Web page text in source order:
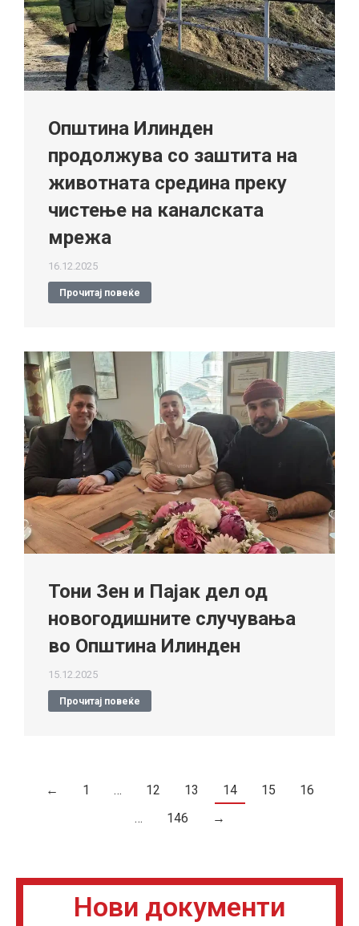
Општина Илинден
продолжува со заштита на
животната средина преку
чистење на каналската
мрежа
16.12.2025
Прочитај повеќе
Тони Зен и Пајак дел од
новогодишните случувања
во Општина Илинден
15.12.2025
Прочитај повеќе
← 1 … 12 13 14 15
16
…
146 →
Нови документи